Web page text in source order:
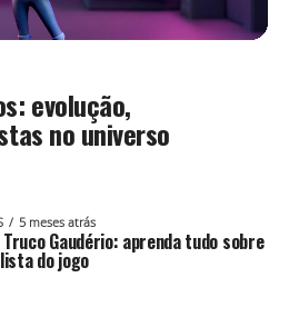
evolução,
no universo
5 meses atrás
Gaudério: aprenda tudo sobre
do jogo